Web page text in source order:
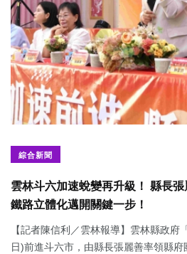
綜合新聞
雲林斗六加速蛻變再升級！ 縣長
鐵路立體化邁開關鍵一步！
【記者陳信利／雲林報導】雲林縣政府
日)前進斗六市，由縣長張麗善率領縣